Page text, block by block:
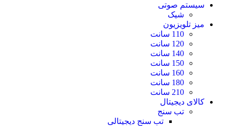
سیستم صوتی
شیک
میز تلویزیون
110 سانت
120 سانت
140 سانت
150 سانت
160 سانت
180 سانت
210 سانت
کالای دیجیتال
تب سنج
تب سنج دیجیتالی